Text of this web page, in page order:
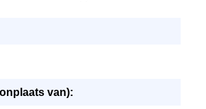
van):